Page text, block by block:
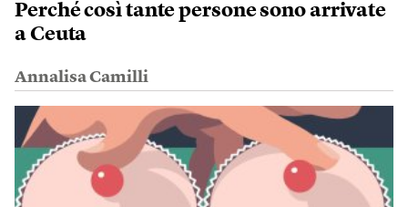
Perché così tante persone sono arrivate
a Ceuta
Annalisa Camilli